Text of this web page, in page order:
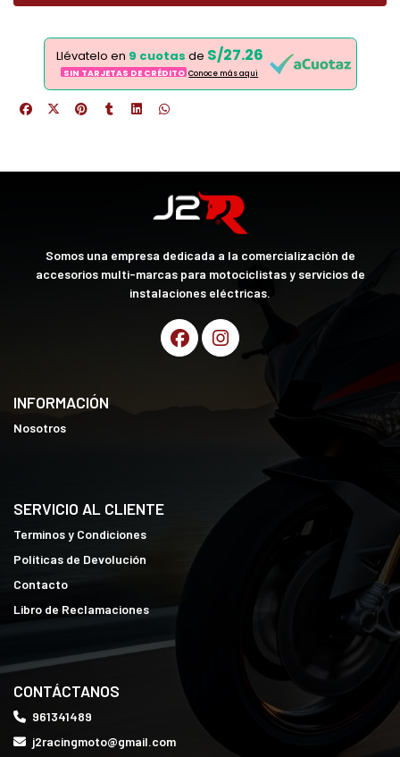
Llévatelo en 9 cuotas de S/27.26
SIN TARJETAS DE CRÉDITO Conoce más aqui
Somos una empresa dedicada a la comercialización de
accesorios multi-marcas para motociclistas y servicios de
instalaciones eléctricas.
INFORMACIÓN
Nosotros
SERVICIO AL CLIENTE
Terminos y Condiciones
Políticas de Devolución
Contacto
Libro de Reclamaciones
CONTÁCTANOS
961341489
j2racingmoto@gmail.com